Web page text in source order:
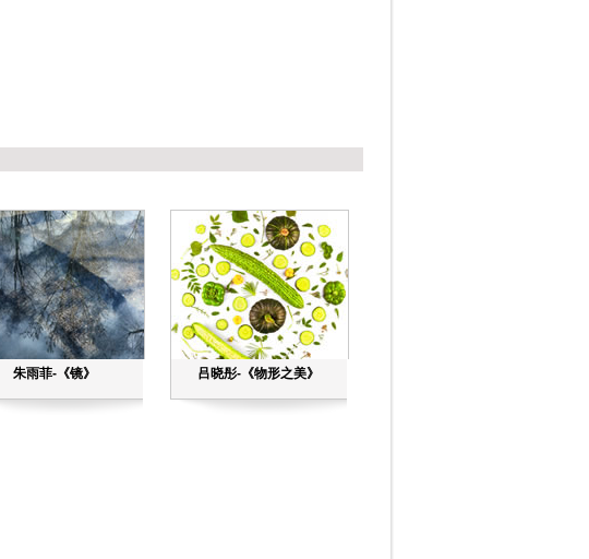
朱雨菲-《镜》 吕晓彤-《物形之美》